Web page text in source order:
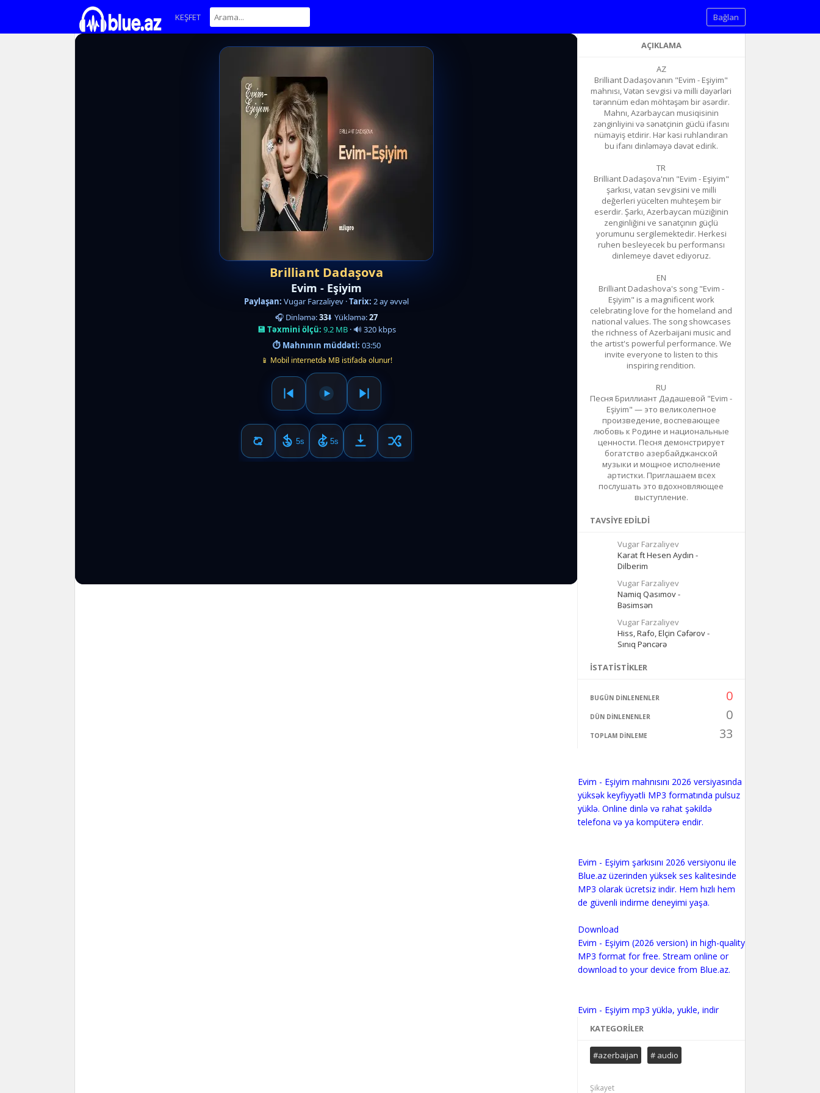
KEŞFET Bağlan
AÇIKLAMA
AZ
Brilliant Dadaşovanın "Evim - Eşiyim"
mahnısı, Vətən sevgisi və milli dəyərləri
tərənnüm edən möhtəşəm bir əsərdir.
Mahnı, Azərbaycan musiqisinin
zənginliyini və sənətçinin güclü ifasını
nümayiş etdirir. Hər kəsi ruhlandıran
bu ifanı dinləməyə dəvət edirik.
TR
Brilliant Dadaşova'nın "Evim - Eşiyim"
şarkısı, vatan sevgisini ve milli
değerleri yücelten muhteşem bir
eserdir. Şarkı, Azerbaycan müziğinin
zenginliğini ve sanatçının güçlü
yorumunu sergilemektedir. Herkesi
ruhen besleyecek bu performansı
dinlemeye davet ediyoruz.
EN
Brilliant Dadashova's song "Evim -
Eşiyim" is a magnificent work
celebrating love for the homeland and
national values. The song showcases
the richness of Azerbaijani music and
the artist's powerful performance. We
invite everyone to listen to this
inspiring rendition.
RU
Песня Бриллиант Дадашевой "Evim -
Eşiyim" — это великолепное
произведение, воспевающее
любовь к Родине и национальные
ценности. Песня демонстрирует
богатство азербайджанской
музыки и мощное исполнение
артистки. Приглашаем всех
послушать это вдохновляющее
выступление.
TAVSIYE EDILDI
Vugar Farzaliyev
Karat ft Hesen Aydın -
Dilberim
Vugar Farzaliyev
Namiq Qasımov -
Bəsimsən
Vugar Farzaliyev
Hiss, Rafo, Elçin Cəfərov -
Sınıq Pəncərə
İSTATISTIKLER
BUGÜN DINLENENLER 0
DÜN DINLENENLER 0
TOPLAM DINLEME 33
Evim - Eşiyim mahnısını 2026 versiyasında
yüksək keyfiyyətli MP3 formatında pulsuz
yüklə. Online dinlə və rahat şəkildə
telefona və ya kompüterə endir.
Evim - Eşiyim şarkısını 2026 versiyonu ile
Blue.az üzerinden yüksek ses kalitesinde
MP3 olarak ücretsiz indir. Hem hızlı hem
de güvenli indirme deneyimi yaşa.
Download
Evim - Eşiyim (2026 version) in high-quality
MP3 format for free. Stream online or
download to your device from Blue.az.
Evim - Eşiyim mp3 yüklə, yukle, indir
KATEGORILER
#azerbaijan # audio
Şikayet